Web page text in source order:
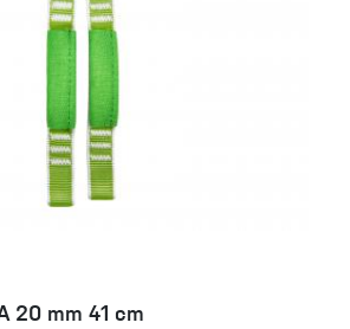
20 mm 41 cm